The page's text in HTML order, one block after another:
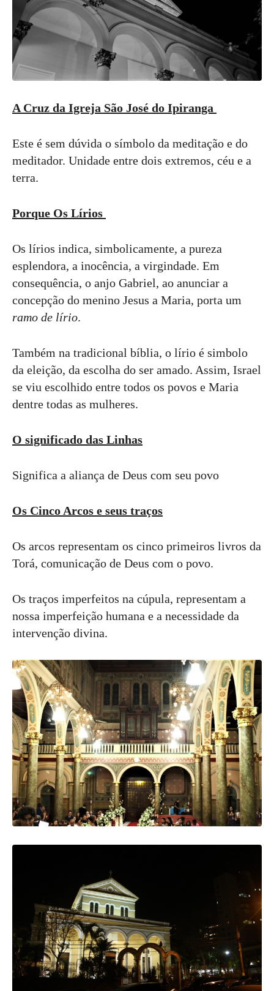
A Cruz da Igreja São José do Ipiranga
Este é sem dúvida o símbolo da meditação e do
meditador. Unidade entre dois extremos, céu e a
terra.
Porque Os Lírios
Os lírios indica, simbolicamente, a pureza
esplendora, a inocência, a virgindade. Em
consequência, o anjo Gabriel, ao anunciar a
concepção do menino Jesus a Maria, porta um
ramo de lírio.
Também na tradicional bíblia, o lírio é simbolo
da eleição, da escolha do ser amado. Assim, Israel
se viu escolhido entre todos os povos e Maria
dentre todas as mulheres.
O significado das Linhas
Significa a aliança de Deus com seu povo
Os Cinco Arcos e seus traços
Os arcos representam os cinco primeiros livros da
Torá, comunicação de Deus com o povo.
Os traços imperfeitos na cúpula, representam a
nossa imperfeição humana e a necessidade da
intervenção divina.